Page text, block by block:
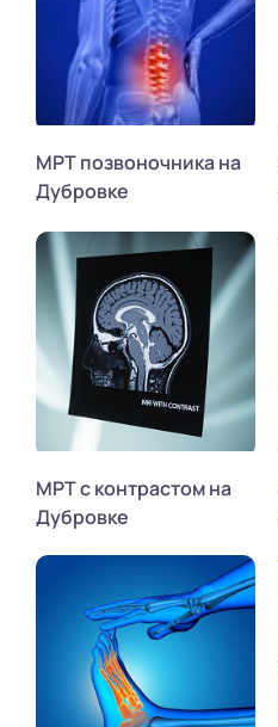
МРТ позвоночника на
Дубровке
МРТ с контрастом на
Дубровке